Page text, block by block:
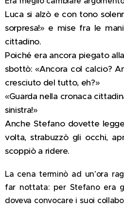
Luca si alzò e con tono
sorpresa!» e mise fra le
cittadino.
Poiché era ancora piegato
sbottò: «Ancora col calcio?
cresciuto del tutto, eh?»
«Guarda nella cronaca
sinistra!»
Anche Stefano dovette
volta, strabuzzò gli occhi,
scoppiò a ridere.
La cena terminò ad un'ora
far nottata: per Stefano era
doveva convocare i suoi